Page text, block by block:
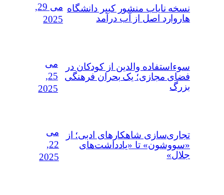
نسخه نایاب منشور کبیر دانشگاه
هاروارد اصل از آب درآمد
می 29,
2025
سوءاستفاده‌ والدین از کودکان در
فضای مجازی؛ یک بحران فرهنگی
بزرگ
می
25,
2025
تجاری‌سازی شاهکارهای ادبی؛ از
«سووشون» تا «یادداشت‌های
جلال»
می
22,
2025